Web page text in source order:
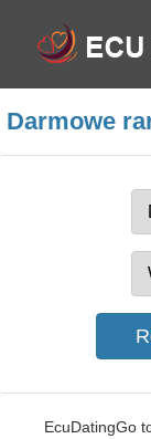
Darmowe
EcuDatingGo